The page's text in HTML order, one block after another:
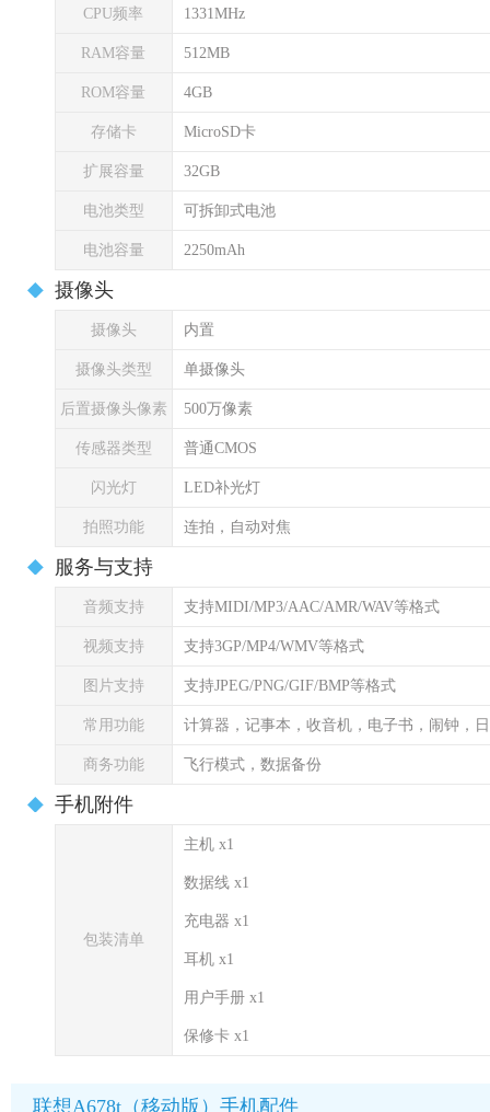
CPU频率 1331MHz
RAM容量 512MB
ROM容量 4GB
存储卡 MicroSD卡
扩展容量 32GB
电池类型 可拆卸式电池
电池容量 2250mAh
摄像头
摄像头 内置
摄像头类型 单摄像头
后置摄像头像素 500万像素
传感器类型 普通CMOS
闪光灯 LED补光灯
拍照功能 连拍，自动对焦
服务与支持
音频支持 支持MIDI/MP3/AAC/AMR/WAV等格式
视频支持 支持3GP/MP4/WMV等格式
图片支持 支持JPEG/PNG/GIF/BMP等格式
常用功能 计算器，记事本，收音机，电子书，闹钟，
商务功能 飞行模式，数据备份
手机附件
包装清单
主机 x1
数据线 x1
充电器 x1
耳机 x1
用户手册 x1
保修卡 x1
联想A678t（移动版）手机配件